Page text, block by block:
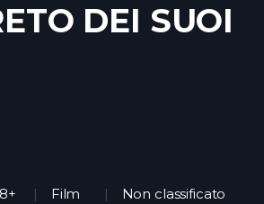
DEI SUOI
Film
Non classificato